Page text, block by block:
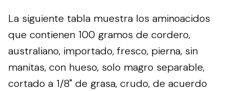
La siguiente tabla muestra los aminoacidos
que contienen 100 gramos de cordero,
australiano, importado, fresco, pierna, sin
manitas, con hueso, solo magro separable,
cortado a 1/8" de grasa, crudo, de acuerdo